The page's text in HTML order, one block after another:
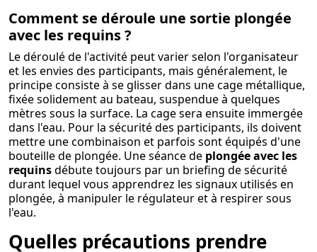
Comment se déroule une sortie plongée
avec les requins ?
Le déroulé de l'activité peut varier selon l'organisateur
et les envies des participants, mais généralement, le
principe consiste à se glisser dans une cage métallique,
fixée solidement au bateau, suspendue à quelques
mètres sous la surface. La cage sera ensuite immergée
dans l'eau. Pour la sécurité des participants, ils doivent
mettre une combinaison et parfois sont équipés d'une
bouteille de plongée. Une séance de plongée avec les
requinsdébute toujours par un briefing de sécurité
durant lequel vous apprendrez les signaux utilisés en
plongée, à manipuler le régulateur et à respirer sous
l'eau.
Quelles précautions prendre